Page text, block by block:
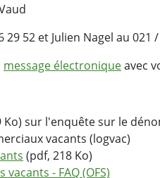
52 et Julien Nagel au 021
message électroniqueavec
Ko) sur l'enquête sur le
vacants (logvac)
(pdf, 218 Ko)
- FAQ (OFS)